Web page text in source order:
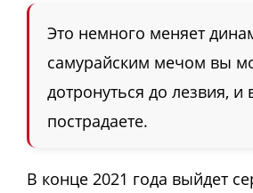
Это немного меняет
самурайским мечом вы
дотронуться до лезвия, и
пострадаете.
В конце 2021 года выйдет